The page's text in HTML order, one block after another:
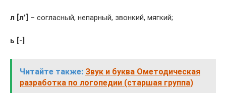
л [л’] – согласный, непарный, звонкий, мягкий;
ь [-]
Читайте также: Звук и буква Ометодическая
разработка по логопедии (старшая группа)